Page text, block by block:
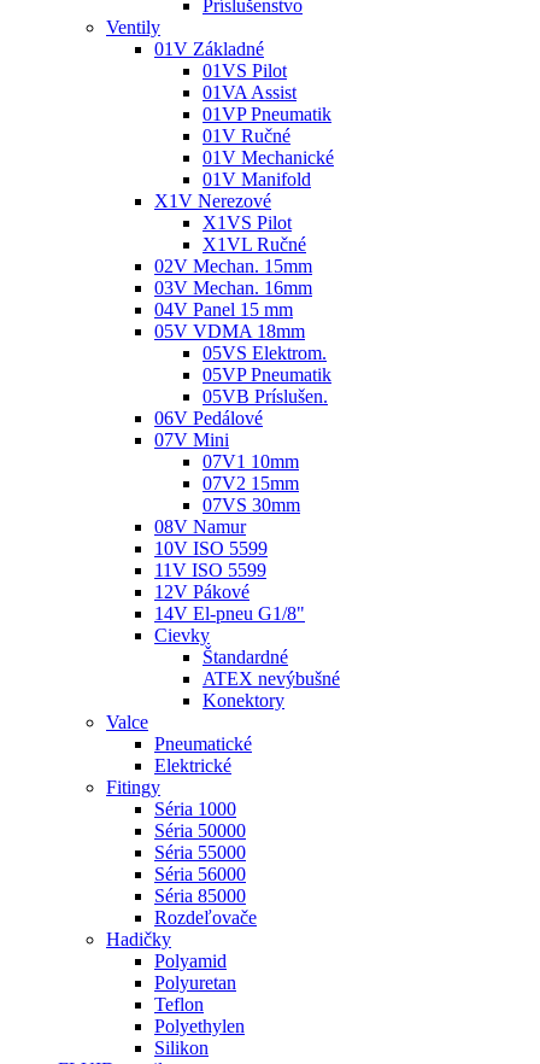
Príslušenstvo
Ventily
01V Základné
01VS Pilot
01VA Assist
01VP Pneumatik
01V Ručné
01V Mechanické
01V Manifold
X1V Nerezové
X1VS Pilot
X1VL Ručné
02V Mechan. 15mm
03V Mechan. 16mm
04V Panel 15 mm
05V VDMA 18mm
05VS Elektrom.
05VP Pneumatik
05VB Príslušen.
06V Pedálové
07V Mini
07V1 10mm
07V2 15mm
07VS 30mm
08V Namur
10V ISO 5599
11V ISO 5599
12V Pákové
14V El-pneu G1/8"
Cievky
Štandardné
ATEX nevýbušné
Konektory
Valce
Pneumatické
Elektrické
Fitingy
Séria 1000
Séria 50000
Séria 55000
Séria 56000
Séria 85000
Rozdeľovače
Hadičky
Polyamid
Polyuretan
Teflon
Polyethylen
Silikon